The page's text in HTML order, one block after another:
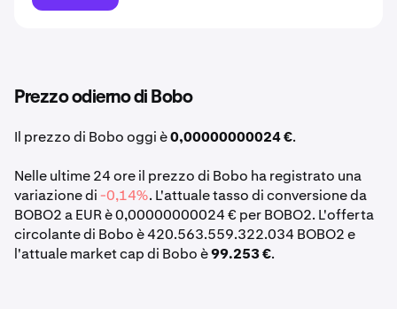
Prezzo odierno di Bobo
Il prezzo di Bobo oggi è0,00000000024 €.
Nelle ultime 24 ore il prezzo di Bobo ha registrato una
variazione di-0,14%. L'attuale tasso di conversione da
BOBO2 a EUR è 0,00000000024 € per BOBO2. L'offerta
circolante di Bobo è 420.563.559.322.034 BOBO2 e
l'attuale market cap di Bobo è99.253 €.